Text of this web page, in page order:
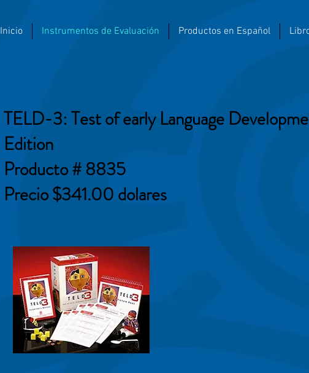
Inicio Instrumentos de Evaluación Productos en Español
TELD-3: Test of early Language
Edition
Producto # 8835
Precio $341.00 dolares